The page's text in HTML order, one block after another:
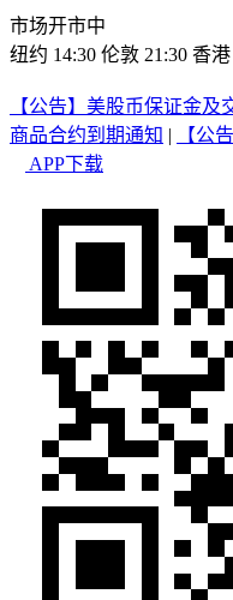
市场开市中
纽约 14:30 伦敦 21:30 香港
【公告】美股币保证金及
商品合约到期通知 |
【公
APP下载